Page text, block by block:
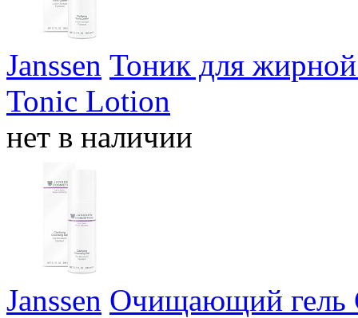
Janssen Тоник для
Tonic Lotion
нет в наличии
Janssen Очищающий гель